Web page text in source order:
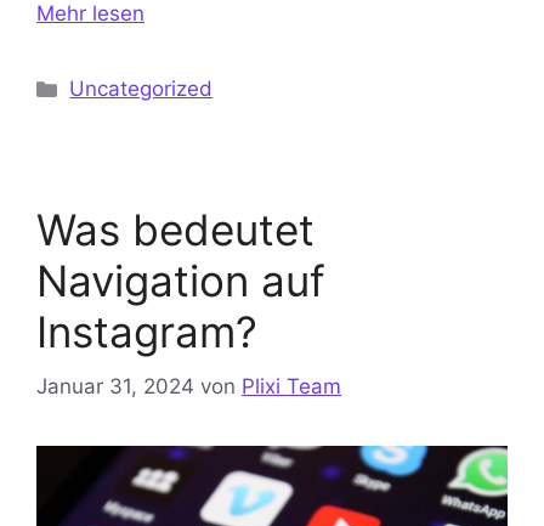
Mehr lesen
Kategorien
Uncategorized
Was bedeutet
Navigation auf
Instagram?
Januar 31, 2024 von Plixi Team